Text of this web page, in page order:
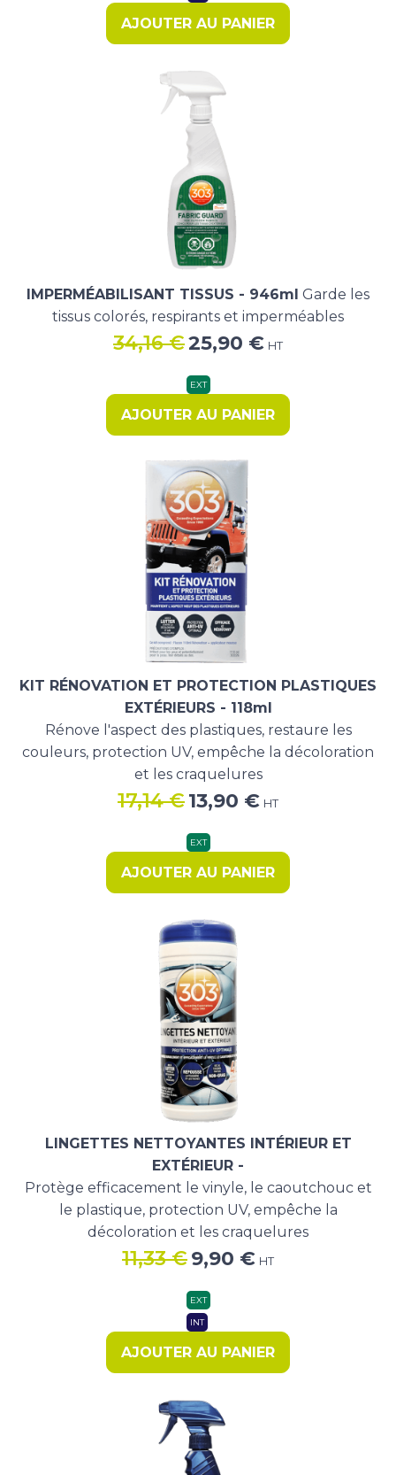
10,90 €.
AJOUTER AU PANIER
IMPERMÉABILISANT TISSUS - 946ml Garde les
tissus colorés, respirants et imperméables
34,16€ Le
initial
25,90 €Le
est :
25,90 €.
HT
EXT
AJOUTER AU PANIER
KIT RÉNOVATION ET PROTECTION PLASTIQUES
EXTÉRIEURS - 118ml
Rénove l'aspect des plastiques, restaure les
couleurs, protection UV, empêche la décoloration
et les craquelures
17,14€ Le
initial
13,90 €Le
13,90 €.
HT
EXT
AJOUTER AU PANIER
LINGETTES NETTOYANTES INTÉRIEUR ET
EXTÉRIEUR -
Protège efficacement le vinyle, le caoutchouc et
le plastique, protection UV, empêche la
décoloration et les craquelures
11,33€ Le
initial
était :
9,90 €Le
9,90 €.
HT
EXT
INT
AJOUTER AU PANIER